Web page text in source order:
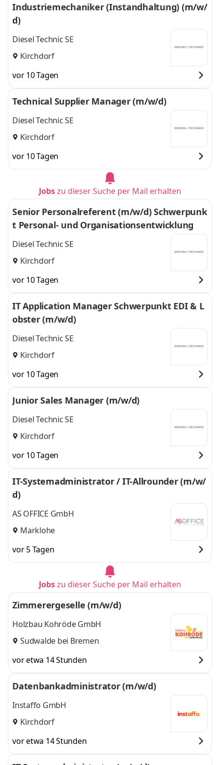
Industriemechaniker (Instandhaltung) (m/w/
d)
Diesel Technic SE
Kirchdorf
vor 10 Tagen
Technical Supplier Manager (m/w/d)
Diesel Technic SE
Kirchdorf
vor 10 Tagen
Jobszu dieser Suche per Mail erhalten
Senior Personalreferent (m/w/d) Schwerpunk
t Personal- und Organisationsentwicklung
Diesel Technic SE
Kirchdorf
vor 10 Tagen
IT Application Manager Schwerpunkt EDI & L
obster (m/w/d)
Diesel Technic SE
Kirchdorf
vor 10 Tagen
Junior Sales Manager (m/w/d)
Diesel Technic SE
Kirchdorf
vor 10 Tagen
IT-Systemadministrator / IT-Allrounder (m/w/
d)
AS OFFICE GmbH
Marklohe
vor 5 Tagen
Jobszu dieser Suche per Mail erhalten
Zimmerergeselle (m/w/d)
Holzbau Kohröde GmbH
Sudwalde bei Bremen
vor etwa 14 Stunden
Datenbankadministrator (m/w/d)
Instaffo GmbH
Kirchdorf
vor etwa 14 Stunden